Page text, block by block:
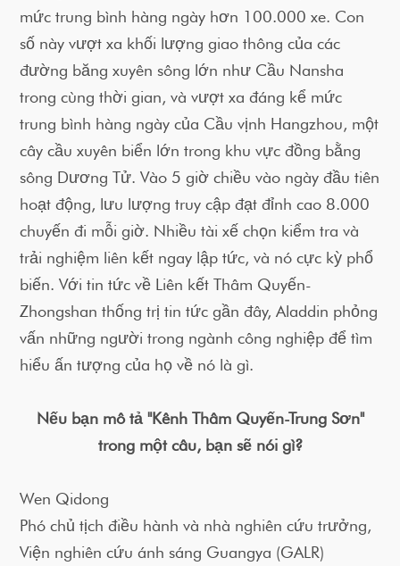
mức trung bình hàng ngày hơn 100.000 xe. Con
số này vượt xa khối lượng giao thông của các
đường băng xuyên sông lớn như Cầu Nansha
trong cùng thời gian, và vượt xa đáng kể mức
trung bình hàng ngày của Cầu vịnh Hangzhou, một
cây cầu xuyên biển lớn trong khu vực đồng bằng
sông Dương Tử. Vào 5 giờ chiều vào ngày đầu tiên
hoạt động, lưu lượng truy cập đạt đỉnh cao 8.000
chuyến đi mỗi giờ. Nhiều tài xế chọn kiểm tra và
trải nghiệm liên kết ngay lập tức, và nó cực kỳ phổ
biến. Với tin tức về Liên kết Thâm Quyến-
Zhongshan thống trị tin tức gần đây, Aladdin phỏng
vấn những người trong ngành công nghiệp để tìm
hiểu ấn tượng của họ về nó là gì.
Nếu bạn mô tả "Kênh Thâm Quyến-Trung Sơn"
trong một câu, bạn sẽ nói gì?
Wen Qidong
Phó chủ tịch điều hành và nhà nghiên cứu trưởng,
Viện nghiên cứu ánh sáng Guangya (GALR)